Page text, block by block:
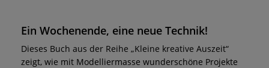
Ein Wochenende, eine neue Technik!
Dieses Buch aus der Reihe „Kleine kreative Auszeit“
zeigt, wie mit Modelliermasse wunderschöne Projekte